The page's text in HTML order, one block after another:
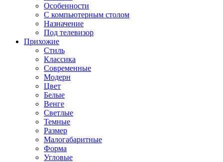
Особенности
С компьютерным столом
Назначение
Под телевизор
Прихожие
Стиль
Классика
Современные
Модерн
Цвет
Белые
Венге
Светлые
Темные
Размер
Малогабаритные
Форма
Угловые